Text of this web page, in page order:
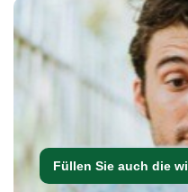
Füllen Sie auch die